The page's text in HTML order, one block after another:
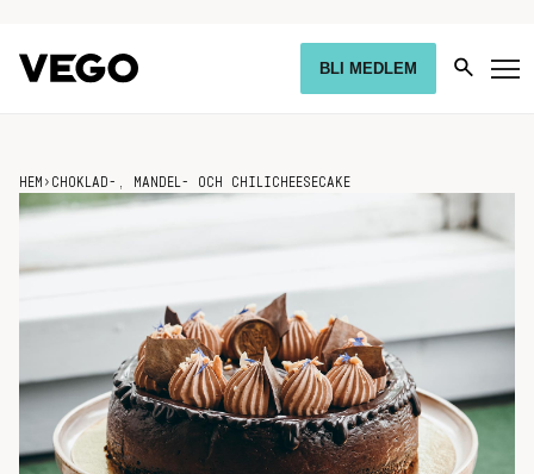
BLI MEDLEM
HEM › CHOKLAD-, MANDEL- OCH CHILICHEESECAKE